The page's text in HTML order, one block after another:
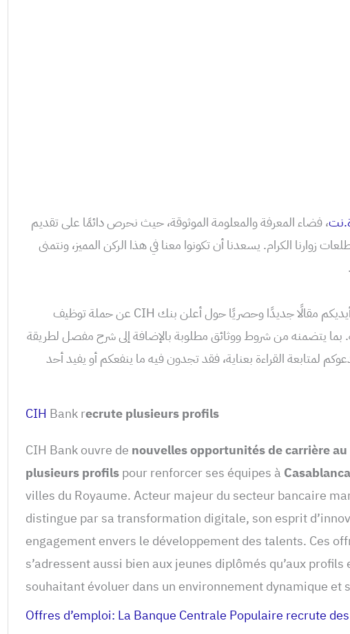
، فضاء المعرفة والمعلومة الموثوقة، حيث نحرص دائمًا على تقديم
زوارنا الكرام. يسعدنا أن تكونوا معنا في هذا الركن المميز، ونتمنى
يسعدنا اليوم أن نضع بين أيديكم مقالًا جديدًا وحصريًا حول أعلن بنك CIH عن حملة توظيف
يتضمنه من شروط ووثائق مطلوبة بالإضافة إلى شرح مفصل لطريقة
لمتابعة القراءة بعناية، فقد تجدون فيه ما ينفعكم أو يفيد أحد
CIH Bank recrute plusieurs profils
CIH Bank ouvre de nouvelles opportunités decarrière
plusieurs profilspour renforcer ses équipes à Casablanca
villes du Royaume. Acteur majeur du secteur bancaire
distingue par sa transformation digitale, son esprit
engagement envers le développement des talents. Ces
s’adressent aussi bien aux jeunes diplômés qu’aux
souhaitant évoluer dans un environnement dynamique et
Offres d’emploi: La Banque Centrale Populaire recrute